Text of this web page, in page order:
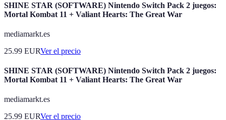
SHINE STAR (SOFTWARE) Nintendo Switch Pack 2 juegos:
Mortal Kombat 11 + Valiant Hearts: The Great War
mediamarkt.es
25.99 EURVer el precio
SHINE STAR (SOFTWARE) Nintendo Switch Pack 2 juegos:
Mortal Kombat 11 + Valiant Hearts: The Great War
mediamarkt.es
25.99 EURVer el precio